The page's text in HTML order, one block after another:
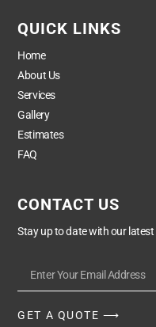
QUICK LINKS
Home
About Us
Services
Gallery
Estimates
FAQ
CONTACT US
Stay up to date with our latest
GET A QUOTE ⟶